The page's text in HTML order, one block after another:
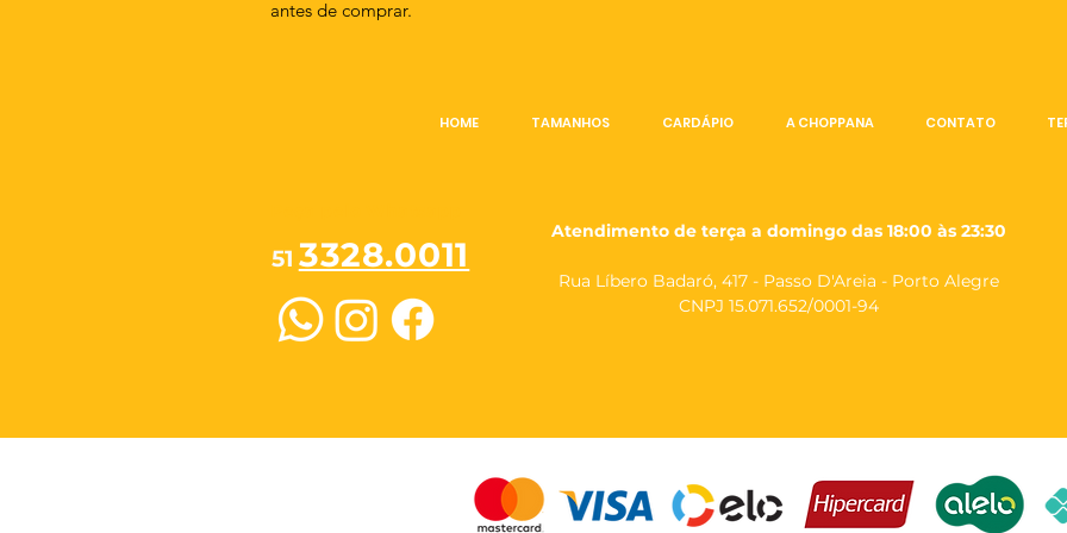
antes de comprar.
HOME TAMANHOS CARDÁPIO A CHOPPANA CONTATO
51 3328.0011
Atendimento de terça a domingo das 18:00 às 23:30
Rua Líbero Badaró, 417 - Passo D'Areia - Porto Alegre
CNPJ 15.071.652/0001-94